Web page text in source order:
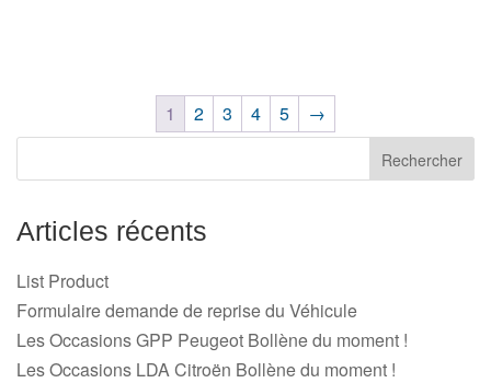
1 2 3 4 5 →
Articles récents
List Product
Formulaire demande de reprise du Véhicule
Les Occasions GPP Peugeot Bollène du moment !
Les Occasions LDA Citroën Bollène du moment !